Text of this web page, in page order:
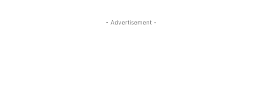
- Advertisement -